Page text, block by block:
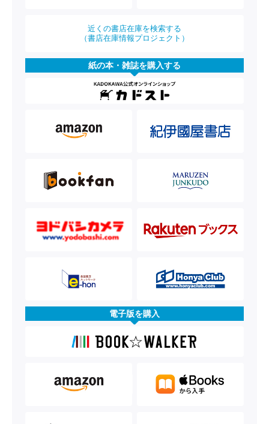
近くの書店在庫を検索する
（書店在庫情報プロジェクト）
紙の本・雑誌を購入する
電子版を購入